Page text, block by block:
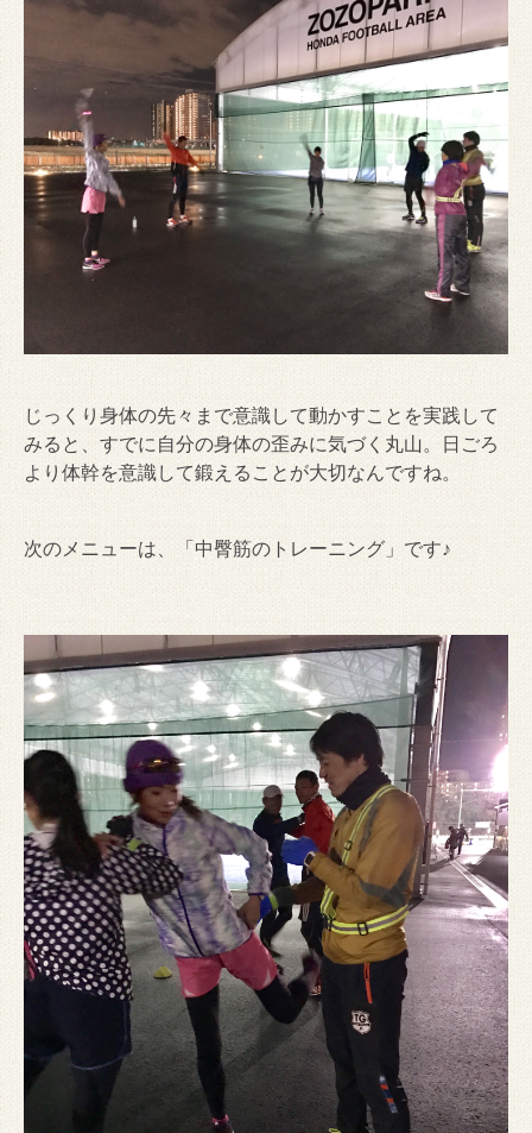
じっくり身体の先々まで意識して動かすことを実践して
みると、すでに自分の身体の歪みに気づく丸山。日ごろ
より体幹を意識して鍛えることが大切なんですね。
次のメニューは、「中臀筋のトレーニング」です♪